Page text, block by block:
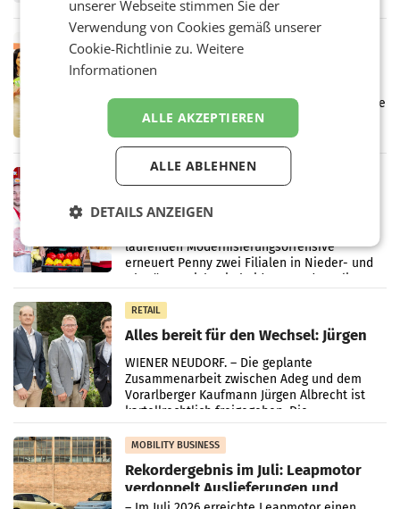
wieder Gewinn gemacht und die
Markterwartung deutlich übertroffen.
Eine Bühne für Zirkularität: ARA und
Kreislauffähigkeit
Über den gesamten August hinweg rücken die
Altstoff Recycling Austria AG (ARA) und der
Handelskonzern Müller die Initiative
„Kreislauf-Helden“ in allen österreichischen
Müller-Filialen
Ober- und Niederösterreich
laufenden Modernisierungsoffensive
erneuert Penny zwei Filialen in Nieder- und
Oberösterreich. Die beiden Standorte liegen
RETAIL
Alles bereit für den Wechsel: Jürgen
Albrecht setzt ab 1.1.2027 auf Adeg
WIENER NEUDORF. – Die geplante
Zusammenarbeit zwischen Adeg und dem
Vorarlberger Kaufmann Jürgen Albrecht ist
kartellrechtlich freigegeben: Die
Bundeswettbewerbsbehörde und der
Bundeskartellanwalt
MOBILITY BUSINESS
Rekordergebnis im Juli: Leapmotor
verdoppelt Auslieferungen und
überschreitet die 100.000er-Marke
unserer Webseite stimmen Sie der
Verwendung von Cookies gemäß unserer
Cookie-Richtlinie zu.Weitere
Informationen
ALLE AKZEPTIEREN
ALLE ABLEHNEN
DETAILS ANZEIGEN